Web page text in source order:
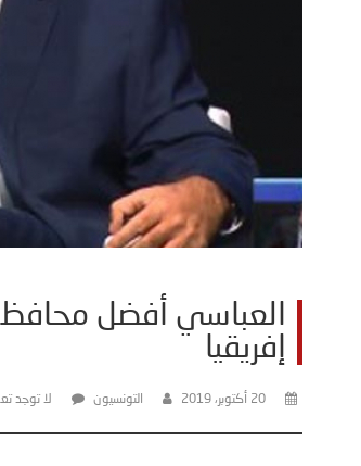
العباسي أفضل
إفريقيا
20 أكتوبر، 2019 التونسيون لا توجد